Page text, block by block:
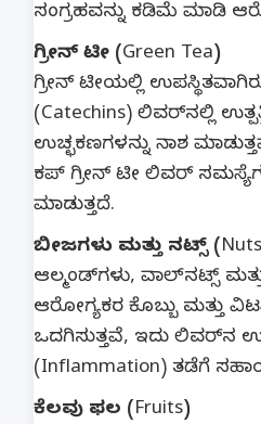
ಸಂಗ್ರಹವನ್ನು ಕಡಿಮೆ ಮಾಡಿ
ಗ್ರೀನ್ ಟೀ (Green Tea)
ಗ್ರೀನ್ ಟೀಯಲ್ಲಿ
(Catechins) ಲಿವರ್‌ನಲ್ಲಿ
ಉಚ್ಛಕಣಗಳನ್ನು ನಾಶ
ಕಪ್ ಗ್ರೀನ್ ಟೀ ಲಿವರ್
ಮಾಡುತ್ತದೆ.
ಬೀಜಗಳು ಮತ್ತು ನಟ್ಸ್ (Nuts
ಆಲ್ಮಂಡ್‌ಗಳು, ವಾಲ್‌ನಟ್ಸ್
ಆರೋಗ್ಯಕರ ಕೊಬ್ಬು ಮತ್ತು
ಒದಗಿಸುತ್ತವೆ, ಇದು ಲಿವರ್‌ನ
(Inflammation) ತಡೆಗೆ
ಕೆಲವು ಫಲ (Fruits)